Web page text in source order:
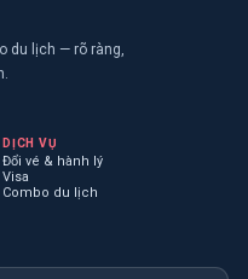
du lịch — rõ ràng,
DỊCH VỤ
Đổi vé & hành lý
Visa
Combo du lịch